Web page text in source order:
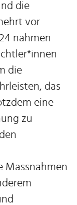
die
vor
nahmen
die
das
eine
zu
Massnahmen